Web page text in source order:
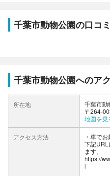
千葉市動物公園の口コミ
千葉市動物公園へのア
所在地
千葉市動
〒264-
地図を見
アクセス方法
車でお
下記URL
ます。
https://
l